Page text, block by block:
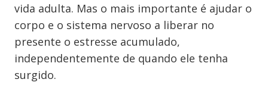
vida adulta. Mas o mais importante é ajudar o
corpo e o sistema nervoso a liberar no
presente o estresse acumulado,
independentemente de quando ele tenha
surgido.